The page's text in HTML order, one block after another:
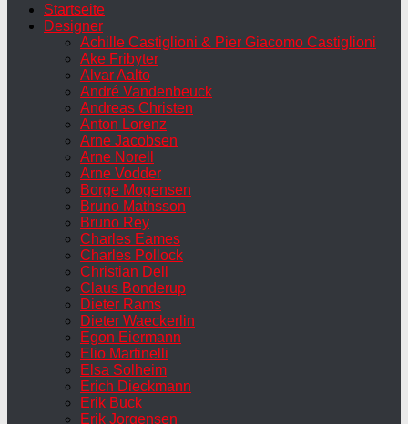
Startseite
Designer
Achille Castiglioni & Pier Giacomo Castiglioni
Ake Fribyter
Alvar Aalto
André Vandenbeuck
Andreas Christen
Anton Lorenz
Arne Jacobsen
Arne Norell
Arne Vodder
Borge Mogensen
Bruno Mathsson
Bruno Rey
Charles Eames
Charles Pollock
Christian Dell
Claus Bonderup
Dieter Rams
Dieter Waeckerlin
Egon Eiermann
Elio Martinelli
Elsa Solheim
Erich Dieckmann
Erik Buck
Erik Jorgensen